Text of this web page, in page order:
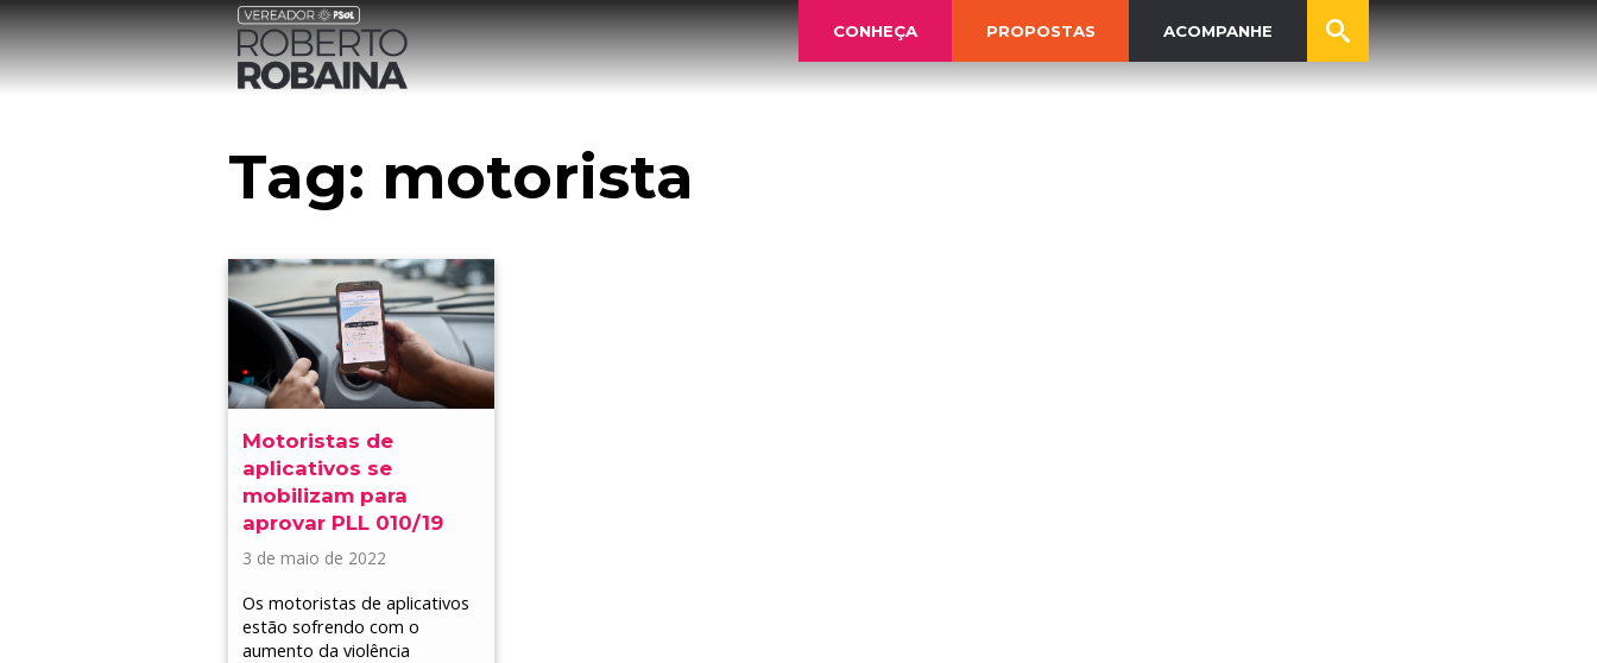
CONHEÇA PROPOSTAS ACOMPANHE
Tag: motorista
Motoristas de
aplicativos se
mobilizam para
aprovar PLL 010/19
3 de maio de 2022
Os motoristas de aplicativos
estão sofrendo com o
aumento da violência